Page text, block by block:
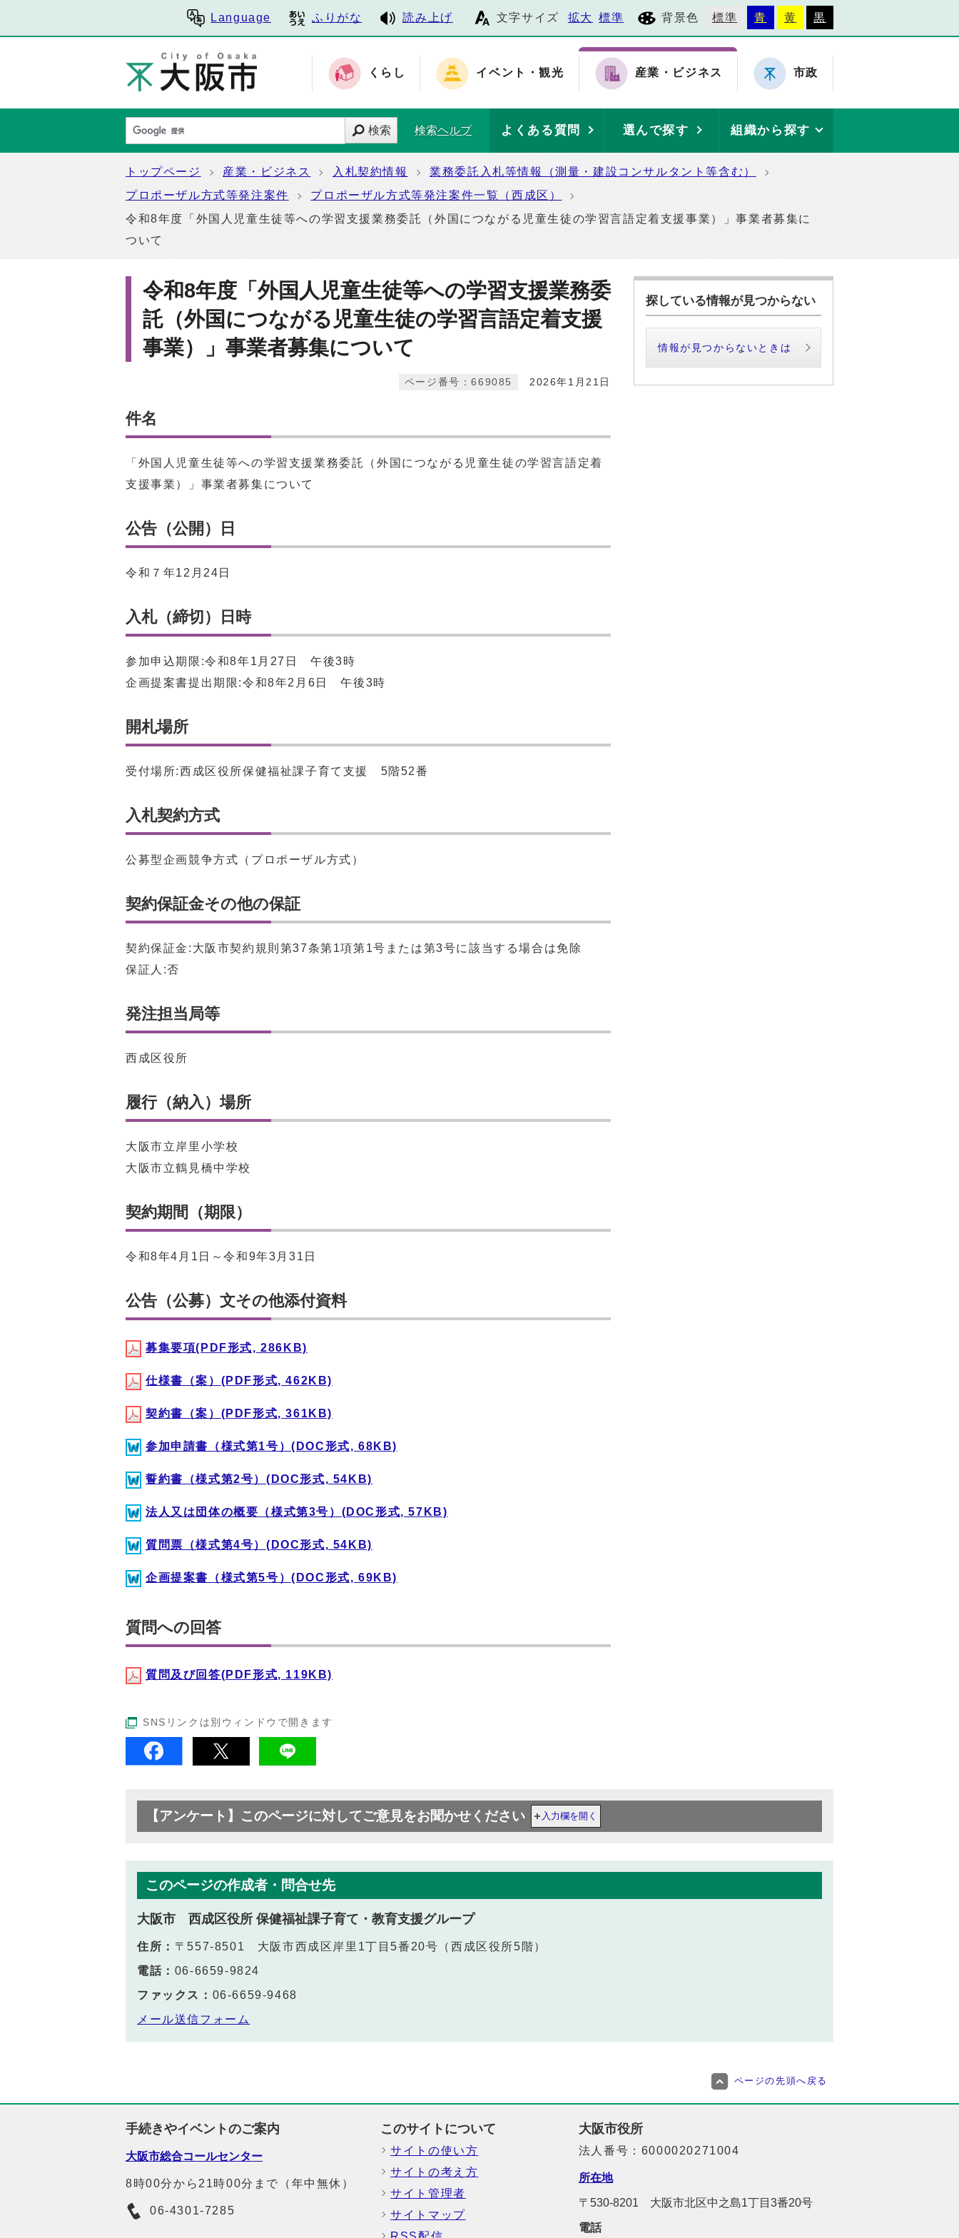
Language ふりがな 読み上げ 文字サイズ 拡大 標準 背景色 標準 青 黄 黒
くらし イベント・観光 産業・ビジネス 市政
検索 検索ヘルプ よくある質問 選んで探す 組織から探す
トップページ 産業・ビジネス 入札契約情報
業務委託入札等情報（測量・建設コンサルタント等含む）
プロポーザル方式等発注案件
プロポーザル方式等発注案件一覧（西成区）
令和8年度「外国人児童生徒等への学習支援業務委託（外国につながる児童生徒の学習言語定着支援事業）」事業者募集に
ついて
令和8年度「外国人児童生徒等への学習支援業務委
託（外国につながる児童生徒の学習言語定着支援
事業）」事業者募集について
2026年1月21日
ページ番号：669085
件名
「外国人児童生徒等への学習支援業務委託（外国につながる児童生徒の学習言語定着
支援事業）」事業者募集について
公告（公開）日
令和７年12月24日
入札（締切）日時
参加申込期限:令和8年1月27日 午後3時
企画提案書提出期限:令和8年2月6日 午後3時
開札場所
受付場所:西成区役所保健福祉課子育て支援 5階52番
入札契約方式
公募型企画競争方式（プロポーザル方式）
契約保証金その他の保証
契約保証金:大阪市契約規則第37条第1項第1号または第3号に該当する場合は免除
保証人:否
発注担当局等
西成区役所
履行（納入）場所
大阪市立岸里小学校
大阪市立鶴見橋中学校
契約期間（期限）
令和8年4月1日～令和9年3月31日
公告（公募）文その他添付資料
募集要項(PDF形式, 286KB)
仕様書（案）(PDF形式, 462KB)
契約書（案）(PDF形式, 361KB)
参加申請書（様式第1号）(DOC形式, 68KB)
誓約書（様式第2号）(DOC形式, 54KB)
法人又は団体の概要（様式第3号）(DOC形式, 57KB)
質問票（様式第4号）(DOC形式, 54KB)
企画提案書（様式第5号）(DOC形式, 69KB)
質問への回答
質問及び回答(PDF形式, 119KB)
SNSリンクは別ウィンドウで開きます
探している情報が見つからない
情報が見つからないときは
【アンケート】このページに対してご意見をお聞かせください 入力欄を開く
このページの作成者・問合せ先
大阪市 西成区役所 保健福祉課子育て・教育支援グループ
住所： 〒557-8501 大阪市西成区岸里1丁目5番20号（西成区役所5階）
電話： 06-6659-9824
ファックス： 06-6659-9468
メール送信フォーム
ページの先頭へ戻る
手続きやイベントのご案内
大阪市総合コールセンター
8時00分から21時00分まで（年中無休）
06-4301-7285
このサイトについて
サイトの使い方
サイトの考え方
サイト管理者
サイトマップ
大阪市役所
法人番号：6000020271004
所在地
〒530-8201 大阪市北区中之島1丁目3番20号
電話